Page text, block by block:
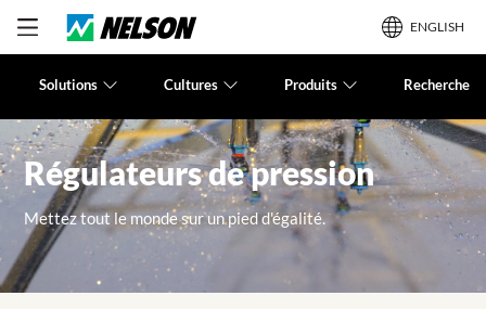
ENGLISH
Solutions Cultures Produits Recherche
Régulateurs de pression
Mettez tout le monde sur un pied d'égalité.